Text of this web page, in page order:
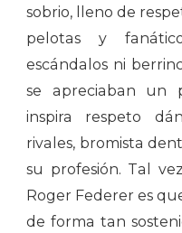
sobrio, lleno de
pelotas y
escándalos ni
se apreciaban un
inspira respeto
rivales, bromista
su profesión. Tal
Roger Federer es
de forma tan